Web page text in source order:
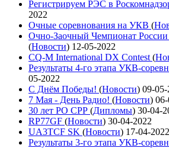
Регистрируем РЭС в
2022
Очные соревнования на УКВ (
Очно-Заочный Чемпионат
(Новости) 12-05-2022
CQ-M International DX Contest (
Результаты 4-го этапа УКВ-
05-2022
С Днём Победы! (Новости) 09-05-
7 Мая - День Радио! (Новости)
30 лет РО СРР (Дипломы) 30-04-
RP77GF (Новости) 30-04-2022
UA3TCF SK (Новости) 17-04-2022
Результаты 3-го этапа УКВ-